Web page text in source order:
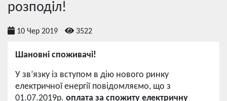
розподіл!
10 Чер 2019 3522
Шановні споживачі!
У зв’язку із вступом в дію нового ринку
електричної енергії повідомляємо, що з
01.07.2019р. оплата за спожиту електричну